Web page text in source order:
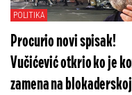
POLITIKA
Procurio novi spisak!
Vučićević otkrio ko je
zamena na blokaderskoj